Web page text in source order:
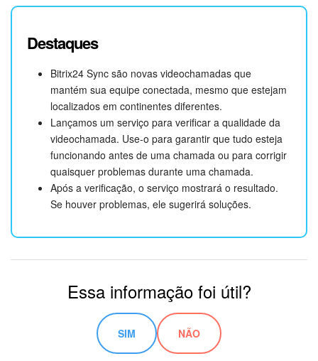
Destaques
Bitrix24 Sync são novas videochamadas que
mantém sua equipe conectada, mesmo que estejam
localizados em continentes diferentes.
Lançamos um serviço para verificar a qualidade da
videochamada. Use-o para garantir que tudo esteja
funcionando antes de uma chamada ou para corrigir
quaisquer problemas durante uma chamada.
Após a verificação, o serviço mostrará o resultado.
Se houver problemas, ele sugerirá soluções.
Essa informação foi útil?
SIM NÃO